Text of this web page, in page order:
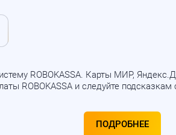
ROBOKASSA. Карты МИР,
ROBOKASSA и следуйте
ПОДРОБНЕЕ